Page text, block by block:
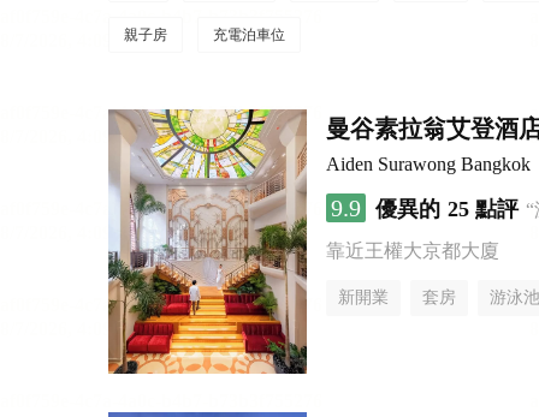
親子房 充電泊車位
曼谷素拉翁艾登酒
Aiden Surawong Bangkok
9.9 優異的 25 點評
靠近王權大京都大廈
新開業 套房 游泳池